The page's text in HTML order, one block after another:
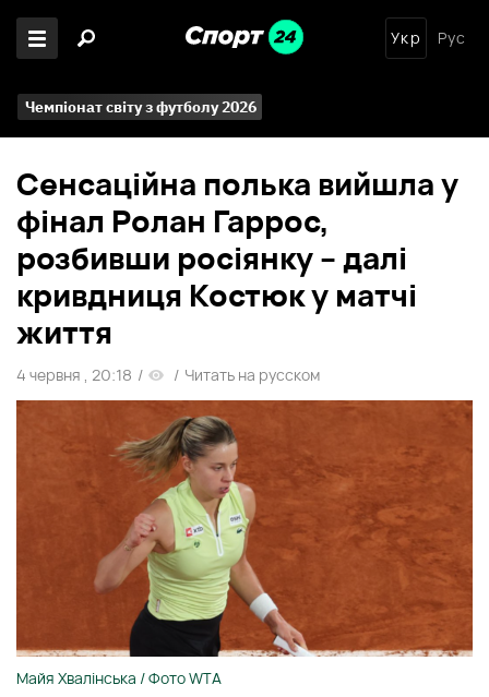
Укр Рус
Чемпіонат світу з футболу 2026
Сенсаційна полька вийшла у
фінал Ролан Гаррос,
розбивши росіянку – далі
кривдниця Костюк у матчі
життя
4 червня , 20:18 / / Читать на русском
Майя Хвалінська / Фото WTA